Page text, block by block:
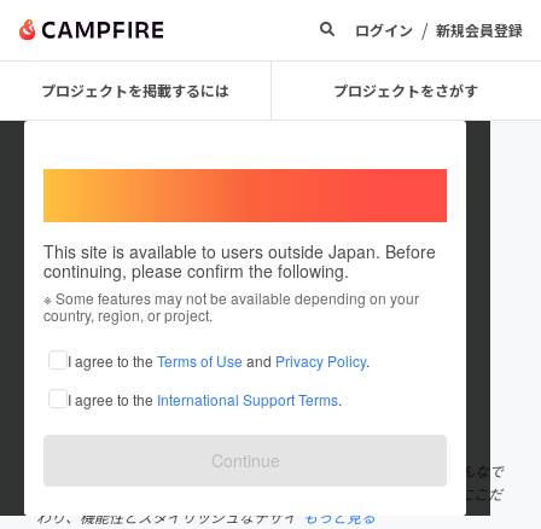
ログイン / 新規会員登録
プロジェクトを掲載するには プロジェクトをさがす
This site is available to users outside Japan. Before
continuing, please confirm the following.
※ Some features may not be available depending on your
country, region, or project.
I agree to the Terms of Use and Privacy Policy.
I agree to the International Support Terms.
Continue
YAMMIYO
これまでに1件のプロジェクトを投稿しています
在住国：日本 現在地：未設定
出身国：日本 出身地：未設定
「YAMMIYO」は、YUMMY（素敵な、仲間）＋ 闇夜 の造語で「みんなで
キャンプの闇夜を楽しむ」の表現です。 色に染まらない黒の商品にこだ
わり、機能性とスタイリッシュなデザイ もっと見る